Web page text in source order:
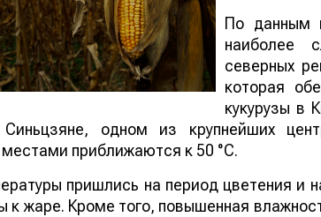
По данным
наиболее
северных
которая
кукурузы в
одном из крупнейших
приближаются к 50 °C.
пришлись на период цветения и
к жаре. Кроме того, повышенная